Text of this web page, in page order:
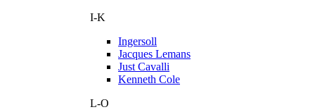
I-K
Ingersoll
Jacques Lemans
Just Cavalli
Kenneth Cole
L-O